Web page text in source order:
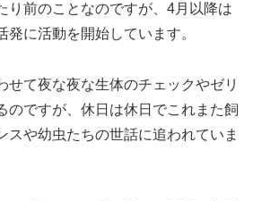
り前のことなのですが、4月以降は
発に活動を開始しています。
せて夜な夜な生体のチェックやゼリ
のですが、休日は休日でこれまた飼
スや幼虫たちの世話に追われていま